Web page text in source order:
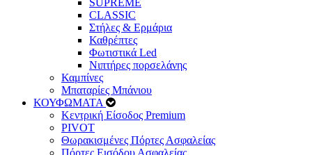
SUPREME
CLASSIC
Στήλες & Ερμάρια
Καθρέπτες
Φωτιστικά Led
Νιπτήρες πορσελάνης
Καμπίνες
Μπαταρίες Μπάνιου
ΚΟΥΦΩΜΑΤΑ
Κεντρική Είσοδος Premium
PIVOT
Θωρακισμένες Πόρτες Ασφαλείας
Πόρτες Εισόδου Ασφαλείας